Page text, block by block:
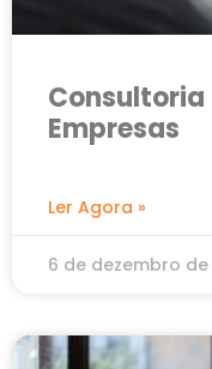
Empresas
Ler Agora »
6 de dezembro de